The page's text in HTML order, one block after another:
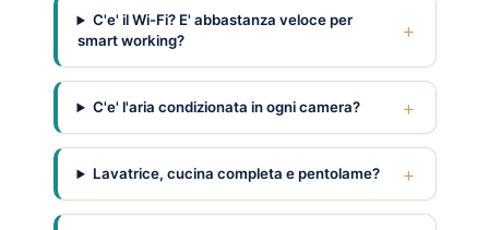
C'e' il Wi-Fi? E' abbastanza veloce per
smart working?
C'e' l'aria condizionata in ogni camera?
Lavatrice, cucina completa e pentolame?